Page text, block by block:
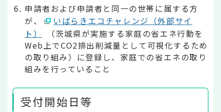
申請者および申請者と同一の世帯に属する方
が、
いばらきエコチャレンジ（外部サイ
ト）
（茨城県が実施する家庭の省エネ行動を
Web上でCO2排出削減量として可視化するため
の取り組み）に登録し、家庭での省エネの取り
組みを行っていること
受付開始日等